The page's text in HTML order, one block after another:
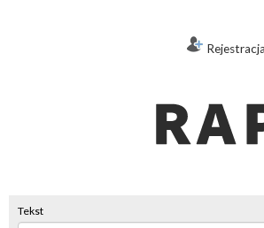
Rejestracja
Tekst